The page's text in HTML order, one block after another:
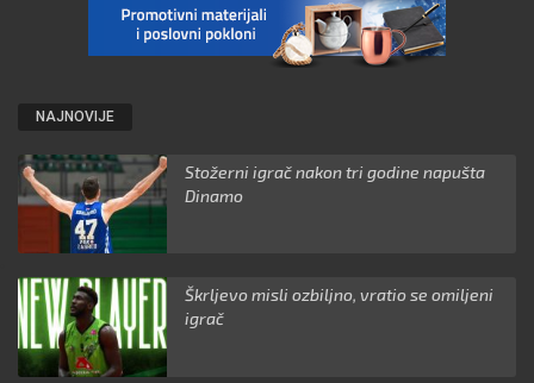
NAJNOVIJE
Stožerni igrač nakon tri godine napušta
Dinamo
Škrljevo misli ozbiljno, vratio se omiljeni
igrač